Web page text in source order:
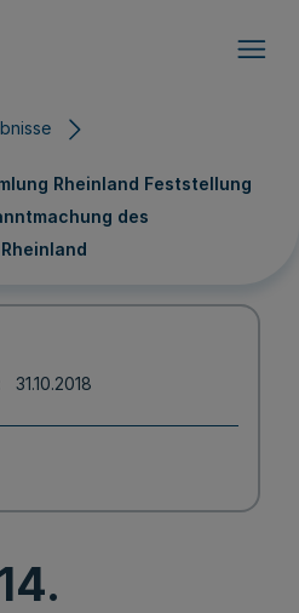
Rheinland Feststellung
des
31.10.2018